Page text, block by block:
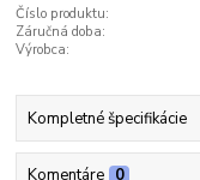
Číslo produktu:
Záručná doba:
Výrobca:
Kompletné špecifikácie